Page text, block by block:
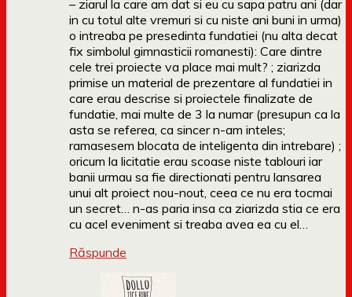
– ziarul la care am dat si eu cu sapa patru ani (dar
in cu totul alte vremuri si cu niste ani buni in urma)
o intreaba pe presedinta fundatiei (nu alta decat
fix simbolul gimnasticii romanesti): Care dintre
cele trei proiecte va place mai mult? ; ziarizda
primise un material de prezentare al fundatiei in
care erau descrise si proiectele finalizate de
fundatie, mai multe de 3 la numar (presupun ca la
asta se referea, ca sincer n-am inteles;
ramasesem blocata de inteligenta din intrebare) ;
oricum la licitatie erau scoase niste tablouri iar
banii urmau sa fie directionati pentru lansarea
unui alt proiect nou-nout, ceea ce nu era tocmai
un secret… n-as paria insa ca ziarizda stia ce era
cu acel eveniment si treaba avea ea cu el…
Răspunde